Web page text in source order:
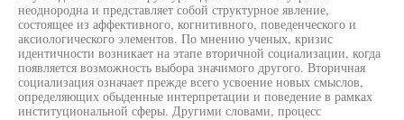
неоднородна и представляет собой структурное явление,
состоящее из аффективного, когнитивного, поведенческого и
аксиологического элементов. По мнению ученых, кризис
идентичности возникает на этапе вторичной социализации, когда
появляется возможность выбора значимого другого. Вторичная
социализация означает прежде всего усвоение новых смыслов,
определяющих обыденные интерпретации и поведение в рамках
институциональной сферы. Другими словами, процесс